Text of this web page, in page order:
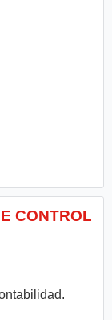
CONTROL